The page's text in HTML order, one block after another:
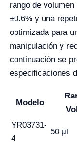
rango de
±0.6% y una
optimizada para
manipulación y
continuación se
especificaciones
Modelo
YR03731-
4
50 μl